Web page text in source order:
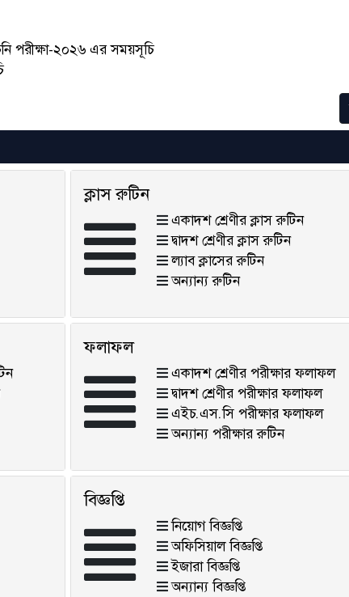
পরীক্ষা-২০২৬ এর সময়সূচি
ক্লাস রুটিন
একাদশ শ্রেণীর ক্লাস রুটিন
দ্বাদশ শ্রেণীর ক্লাস রুটিন
ল্যাব ক্লাসের রুটিন
অন্যান্য রুটিন
ফলাফল
একাদশ শ্রেণীর পরীক্ষার ফলাফল
দ্বাদশ শ্রেণীর পরীক্ষার ফলাফল
এইচ.এস.সি পরীক্ষার ফলাফল
অন্যান্য পরীক্ষার রুটিন
বিজ্ঞপ্তি
নিয়োগ বিজ্ঞপ্তি
অফিসিয়াল বিজ্ঞপ্তি
ইজারা বিজ্ঞপ্তি
অন্যান্য বিজ্ঞপ্তি